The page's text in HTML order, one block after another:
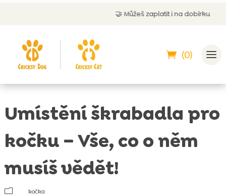
Můžeš zaplatit i na dobírku
(0)
Umístění škrabadla pro
kočku – Vše, co o něm
musíš vědět!
m
kočka